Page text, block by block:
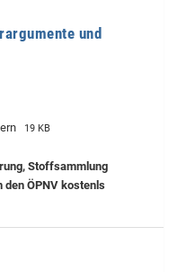
und
19 KB
Stoffsammlung
den ÖPNV kostenls